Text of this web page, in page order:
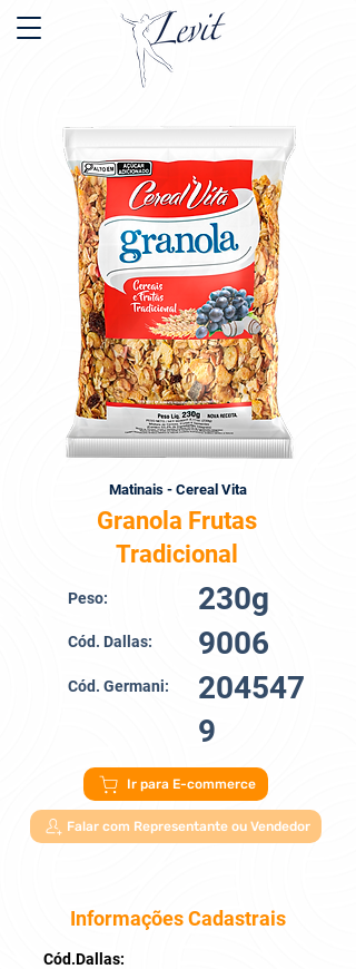
Matinais - Cereal Vita
Granola Frutas
Tradicional
Peso: 230g
Cód. Dallas: 9006
Cód. Germani:
204547
9
Ir para E-commerce
Falar com Representante ou Vendedor
Informações Cadastrais
Cód.Dallas: